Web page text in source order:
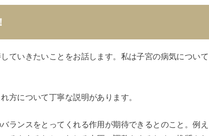
ていきたいことをお話します。私は子宮の病気について
方について丁寧な説明があります。
ランスをとってくれる作用が期待できるとのこと。例え